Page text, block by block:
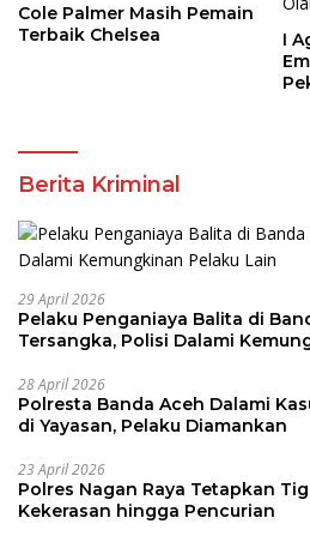
Cole Palmer Masih Pemain
Terbaik Chelsea
I
Berita Kriminal
29 April 2026
Pelaku Penganiaya Balita di
Tersangka, Polisi Dalami
28 April 2026
Polresta Banda Aceh Dalami
di Yayasan, Pelaku Diamankan
23 April 2026
Polres Nagan Raya Tetapkan
Kekerasan hingga Pencurian